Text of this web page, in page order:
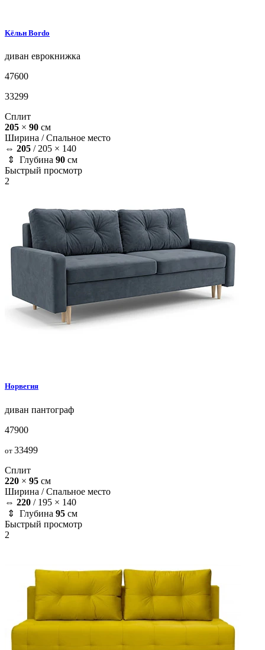
Kёльн Bordo
диван еврокнижка
47600
33299
Сплит
205 × 90 см
Ширина /Спальное место
⇔ 205 / 205 × 140
⇕ Глубина 90 см
Быстрый просмотр
2
Норвегия
диван пантограф
47900
от 33499
Сплит
220 × 95 см
Ширина /Спальное место
⇔ 220 / 195 × 140
⇕ Глубина 95 см
Быстрый просмотр
2